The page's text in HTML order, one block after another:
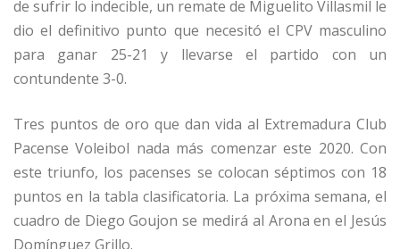
de sufrir lo indecible, un remate de Miguelito Villasmil le
dio el definitivo punto que necesitó el CPV masculino
para ganar 25-21 y llevarse el partido con un
contundente 3-0.
Tres puntos de oro que dan vida al Extremadura Club
Pacense Voleibol nada más comenzar este 2020. Con
este triunfo, los pacenses se colocan séptimos con 18
puntos en la tabla clasificatoria. La próxima semana, el
cuadro de Diego Goujon se medirá al Arona en el Jesús
Domínguez Grillo.